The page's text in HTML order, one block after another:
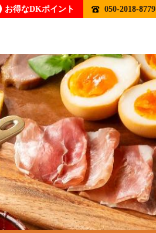
お得なDKポイント 050-2018-8779